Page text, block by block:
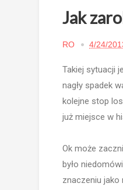
Jak
RO 4/24/
Takiej sytuacji
nagły spadek
kolejne stop
już miejsce w
Ok może
było
znaczeniu jako